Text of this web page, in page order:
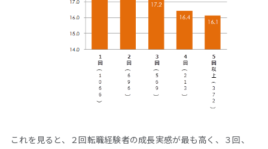
これを見ると、２回転職経験者の成長実感が最も高く、３回、